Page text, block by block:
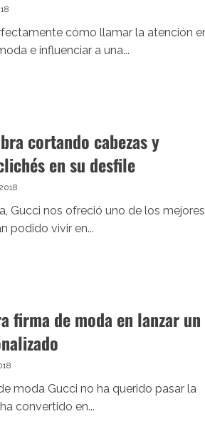
cómo llamar la atención
e influenciar a una...
cortando cabezas y
en su desfile
Gucci nos ofreció uno de los mejores
podido vivir en...
firma de moda en lanzar un
moda Gucci no ha querido pasar la
convertido en...